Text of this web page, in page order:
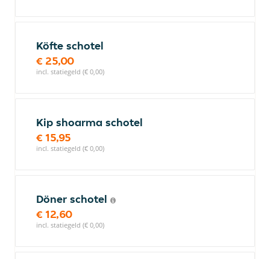
Köfte schotel
€ 25,00
incl. statiegeld (€ 0,00)
Kip shoarma schotel
€ 15,95
incl. statiegeld (€ 0,00)
Döner schotel
€ 12,60
incl. statiegeld (€ 0,00)